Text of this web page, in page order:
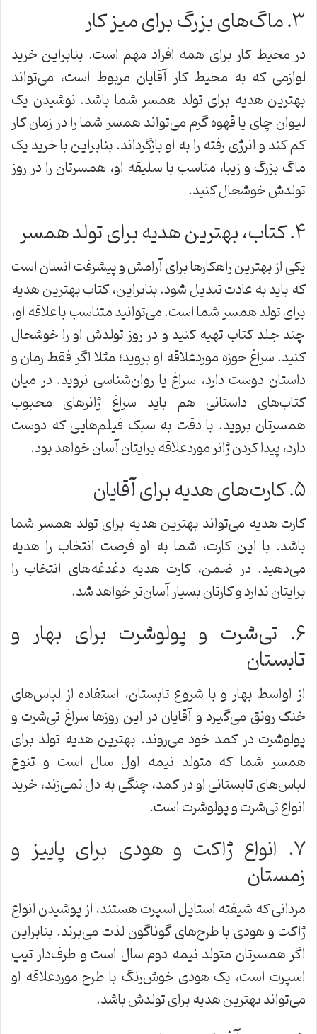
۳. ماگ‌های بزرگ برای میز کار
در محیط کار برای همه افراد مهم است. بنابراین خرید
لوازمی که به محیط کار آقایان مربوط است، می‌تواند
بهترین هدیه برای تولد همسر شما باشد. نوشیدن یک
لیوان چای یا قهوه گرم می‌تواند همسر شما را در زمان کار
کم کند و انرژی رفته را به او بازگرداند. بنابراین با خرید یک
ماگ بزرگ و زیبا، مناسب با سلیقه او، همسرتان را در روز
تولدش خوشحال کنید.
۴. کتاب، بهترین هدیه برای تولد همسر
یکی از بهترین راهکارها برای آرامش و پیشرفت انسان است
که باید به عادت تبدیل شود. بنابراین، کتاب بهترین هدیه
برای تولد همسر شما است. می‌توانید متناسب با علاقه او،
چند جلد کتاب تهیه کنید و در روز تولدش او را خوشحال
کنید. سراغ حوزه موردعلاقه او بروید؛ مثلا اگر فقط رمان و
داستان دوست دارد، سراغ یا روان‌شناسی نروید. در میان
کتاب‌های داستانی هم باید سراغ ژانرهای محبوب
همسرتان بروید. با دقت به سبک فیلم‌هایی که دوست
دارد، پیدا کردن ژانر موردعلاقه برایتان آسان خواهد بود.
۵. کارت‌های هدیه برای آقایان
کارت هدیه می‌تواند بهترین هدیه برای تولد همسر شما
باشد. با این کارت، شما به او فرصت انتخاب را هدیه
می‌دهید. در ضمن، کارت هدیه دغدغه‌های انتخاب را
برایتان ندارد و کارتان بسیار آسان‌تر خواهد شد.
۶. تی‌شرت و پولوشرت برای بهار و
تابستان
از اواسط بهار و با شروع تابستان، استفاده از لباس‌های
خنک رونق می‌گیرد و آقایان در این روزها سراغ تی‌شرت و
پولوشرت در کمد خود می‌روند. بهترین هدیه تولد برای
همسر شما که متولد نیمه اول سال است و تنوع
لباس‌های تابستانی او در کمد، چنگی به دل نمی‌زند، خرید
انواع تی‌شرت و پولوشرت است.
۷. انواع ژاکت و هودی برای پاییز و
زمستان
مردانی که شیفته استایل اسپرت هستند، از پوشیدن انواع
ژاکت و هودی با طرح‌های گوناگون لذت می‌برند. بنابراین
اگر همسرتان متولد نیمه دوم سال است و طرف‌دار تیپ
اسپرت است، یک هودی خوش‌رنگ با طرح موردعلاقه او
می‌تواند بهترین هدیه برای تولدش باشد.